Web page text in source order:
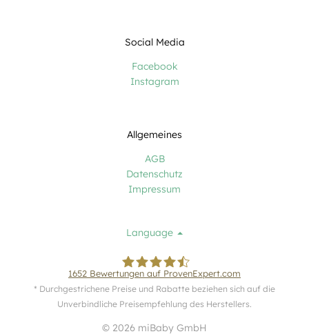
Social Media
Facebook
Instagram
Allgemeines
AGB
Datenschutz
Impressum
Language
miBaby GmbH
1652 Bewertungen auf ProvenExpert.com
* Durchgestrichene Preise und Rabatte beziehen sich auf die
Unverbindliche Preisempfehlung des Herstellers.
© 2026 miBaby GmbH